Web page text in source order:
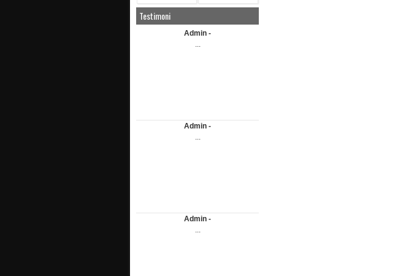
Testimoni
Admin -
...
Admin -
...
Admin -
...